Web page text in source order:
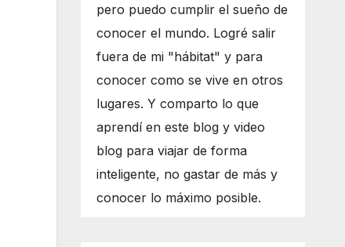
pero puedo cumplir el sueño de
conocer el mundo. Logré salir
fuera de mi "hábitat" y para
conocer como se vive en otros
lugares. Y comparto lo que
aprendí en este blog y video
blog para viajar de forma
inteligente, no gastar de más y
conocer lo máximo posible.